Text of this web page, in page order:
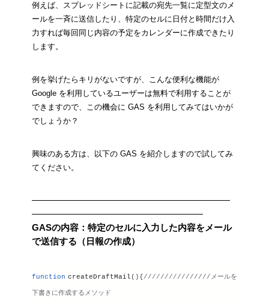
例えば、スプレッドシートに記載の宛先一覧に定型文のメ
ールを一斉に送信したり、特定のセルに日付と時間だけ入
力すれば毎回同じ内容の予定をカレンダーに作成できたり
します。
例を挙げたらキリがないですが、こんな便利な機能が
Google を利用しているユーザーは無料で利用することが
できますので、この機会に GAS を利用してみてはいかが
でしょうか？
興味のある方は、以下の GAS を紹介しますので試してみ
てください。
——————————————————————
———————————————————
GASの内容：特定のセルに入力した内容をメール
で送信する（日報の作成）
function createDraftMail (){ ////////////////メールを
下書きに作成するメソッド